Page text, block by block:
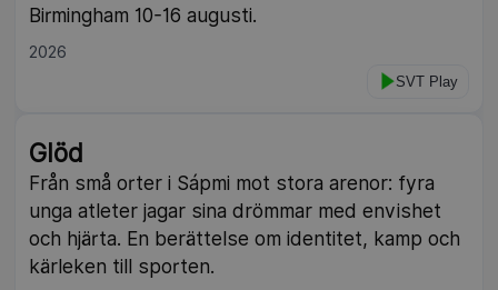
Birmingham 10-16 augusti.
2026
SVT Play
Glöd
Från små orter i Sápmi mot stora arenor: fyra
unga atleter jagar sina drömmar med envishet
och hjärta. En berättelse om identitet, kamp och
kärleken till sporten.